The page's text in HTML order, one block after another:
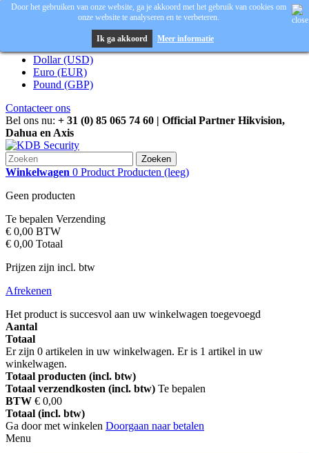
Dollar (USD)
Euro (EUR)
Pound (GBP)
Contacteer ons
Bel ons nu: + 31 (0) 85 065 74 60 | Official Partner Hikvision,
Dahua en Axis
Zoeken
Winkelwagen 0 Product Producten (leeg)
Geen producten
Te bepalen Verzending
€ 0,00 BTW
€ 0,00 Totaal
Prijzen zijn incl. btw
Afrekenen
Het product is succesvol aan uw winkelwagen toegevoegd
Aantal
Totaal
Er zijn 0 artikelen in uw winkelwagen. Er is 1 artikel in uw
winkelwagen.
Totaal producten (incl. btw)
Totaal verzendkosten (incl. btw) Te bepalen
BTW € 0,00
Totaal (incl. btw)
Ga door met winkelen Doorgaan naar betalen
Door het gebruiken van onze website, ga je akkoord met het gebruik van cookies om
onze website te analyseren en te verbeteren.
Ik ga akkoord Meer informatie
Menu